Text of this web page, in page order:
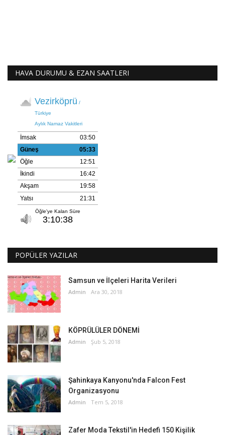
HAVA DURUMU & EZAN SAATLERI
POPÜLER YAZILAR
Samsun ve İlçeleri Harita Verileri
Admin Ara 30, 2018
KÖPRÜLÜLER DÖNEMİ
Admin Şub 5, 2018
Şahinkaya Kanyonu'nda Falcon Fest
Organizasyonu
Admin Tem 5, 2018
Zafer Moda Tekstil'in Hedefi 150 Kişilik